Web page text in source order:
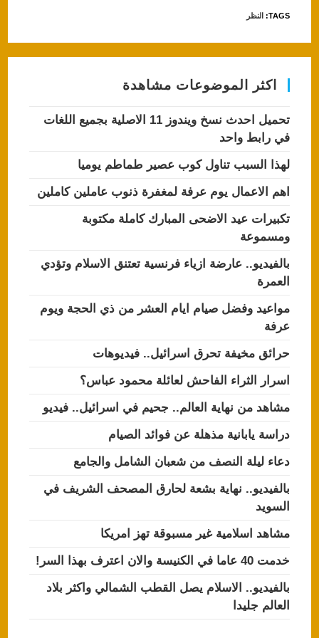
TAGS
: النظر
اكثر الموضوعات مشاهدة
تحميل احدث نسخ ويندوز 11 الاصلية بجميع اللغات
في رابط واحد
لهذا السبب تناول كوب عصير طماطم يوميا
اهم الاعمال يوم عرفة لمغفرة ذنوب عاملين كاملين
تكبيرات عيد الاضحى المبارك كاملة مكتوبة
ومسموعة
بالفيديو.. عارضة ازياء فرنسية تعتنق الاسلام وتؤدي
العمرة
مواعيد وفضل صيام ايام العشر من ذي الحجة ويوم
عرفة
حرائق مخيفة تحرق اسرائيل.. فيديوهات
اسرار الثراء الفاحش لعائلة محمود عباس؟
مشاهد من نهاية العالم.. جحيم في اسرائيل.. فيديو
دراسة يابانية مذهلة عن فوائد الصيام
دعاء ليلة النصف من شعبان الشامل والجامع
بالفيديو.. نهاية بشعة لحارق المصحف الشريف في
السويد
مشاهد اسلامية غير مسبوقة تهز امريكا
خدمت 40 عاما في الكنيسة والان اعترف بهذا السر!
بالفيديو.. الاسلام يصل القطب الشمالي واكثر بلاد
العالم جليدا